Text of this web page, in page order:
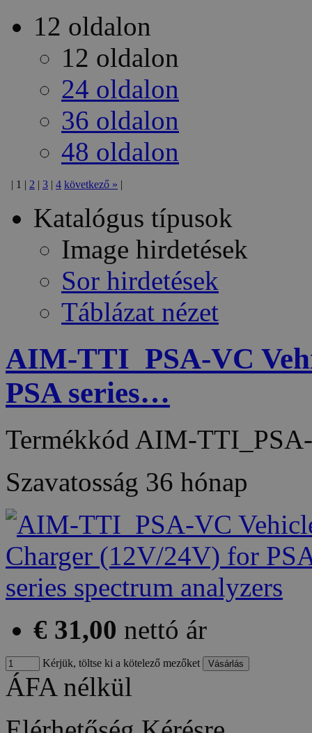
12 oldalon
12 oldalon
24 oldalon
36 oldalon
48 oldalon
1 2 3 4 következő »
Katalógus típusok
Image hirdetések
Sor hirdetések
Táblázat nézet
AIM-TTI_PSA-VC
PSA series…
Termékkód AIM-
Szavatosság 36 hónap
€ 31,00 nettó ár
Kérjük, töltse ki a kötelező mezőket
ÁFA nélkül